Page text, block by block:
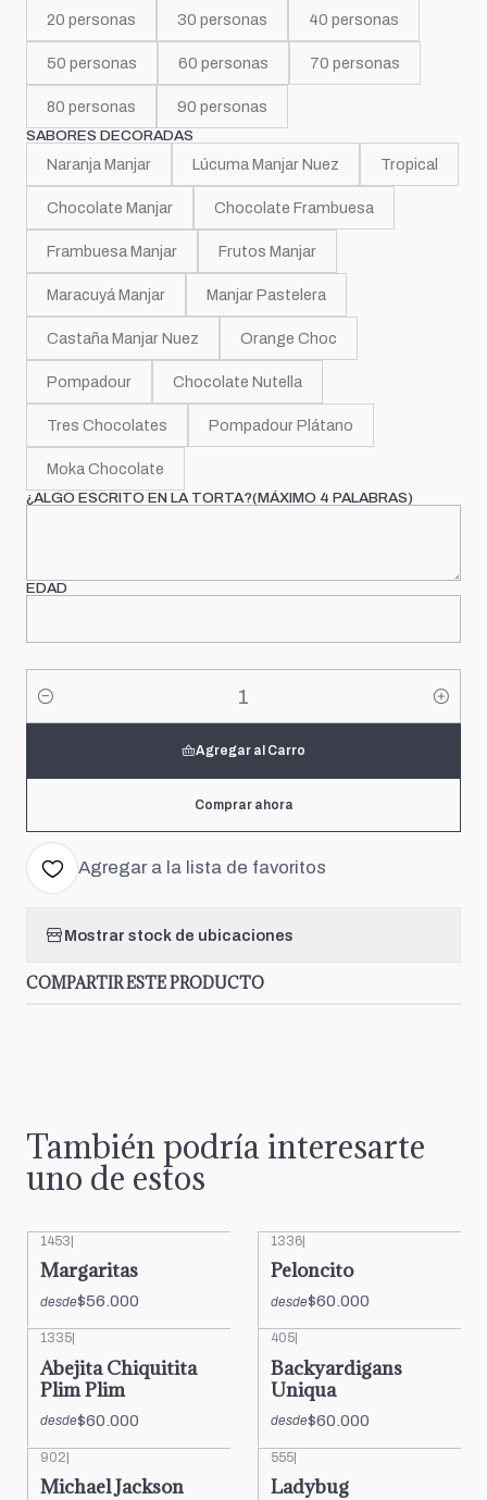
20 personas 30 personas 40 personas
50 personas 60 personas 70 personas
80 personas 90 personas
SABORES DECORADAS
Naranja Manjar Lúcuma Manjar Nuez Tropical
Chocolate Manjar Chocolate Frambuesa
Frambuesa Manjar Frutos Manjar
Maracuyá Manjar Manjar Pastelera
Castaña Manjar Nuez Orange Choc
Pompadour Chocolate Nutella
Tres Chocolates Pompadour Plátano
Moka Chocolate
¿ALGO ESCRITO EN LA TORTA?(MÁXIMO 4 PALABRAS)
EDAD
Cantidad
Agregar al Carro
Comprar ahora
Agregar a la lista de favoritos
Mostrar stock de ubicaciones
COMPARTIR ESTE PRODUCTO
También podría interesarte
uno de estos
1453
Margaritas
desde$56.000
1336
Peloncito
desde$60.000
1335
Abejita Chiquitita
Plim Plim
desde$60.000
405
Backyardigans
Uniqua
desde$60.000
902|
Michael Jackson
555|
Ladybug